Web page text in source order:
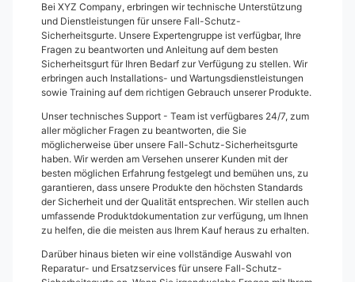
Bei XYZ Company, erbringen wir technische Unterstützung
und Dienstleistungen für unsere Fall-Schutz-
Sicherheitsgurte. Unsere Expertengruppe ist verfügbar, Ihre
Fragen zu beantworten und Anleitung auf dem besten
Sicherheitsgurt für Ihren Bedarf zur Verfügung zu stellen. Wir
erbringen auch Installations- und Wartungsdienstleistungen
sowie Training auf dem richtigen Gebrauch unserer Produkte.
Unser technisches Support - Team ist verfügbares 24/7, zum
aller möglicher Fragen zu beantworten, die Sie
möglicherweise über unsere Fall-Schutz-Sicherheitsgurte
haben. Wir werden am Versehen unserer Kunden mit der
besten möglichen Erfahrung festgelegt und bemühen uns, zu
garantieren, dass unsere Produkte den höchsten Standards
der Sicherheit und der Qualität entsprechen. Wir stellen auch
umfassende Produktdokumentation zur verfügung, um Ihnen
zu helfen, die die meisten aus Ihrem Kauf heraus zu erhalten.
Darüber hinaus bieten wir eine vollständige Auswahl von
Reparatur- und Ersatzservices für unsere Fall-Schutz-